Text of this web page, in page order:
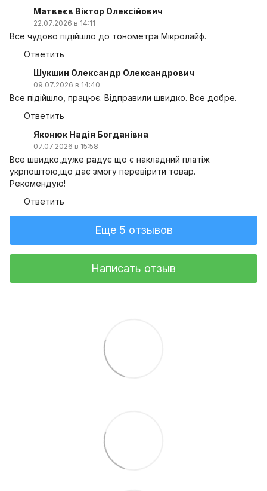
Матвеєв Віктор Олексійович
22.07.2026 в 14:11
Все чудово підійшло до тонометра Мікролайф.
Ответить
Шукшин Олександр Олександрович
09.07.2026 в 14:40
Все підійшло, працює. Відправили швидко. Все добре.
Ответить
Яконюк Надія Богданівна
07.07.2026 в 15:58
Все швидко,дуже радує що є накладний платіж
укрпоштою,що дає змогу перевірити товар.
Рекомендую!
Ответить
Еще 5 отзывов
Написать отзыв